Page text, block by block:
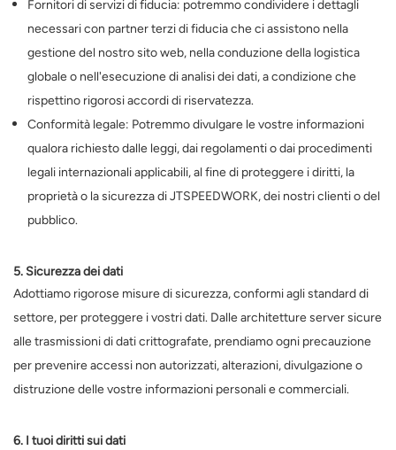
Fornitori di servizi di fiducia: potremmo condividere i dettagli
necessari con partner terzi di fiducia che ci assistono nella
gestione del nostro sito web, nella conduzione della logistica
globale o nell'esecuzione di analisi dei dati, a condizione che
rispettino rigorosi accordi di riservatezza.
Conformità legale: Potremmo divulgare le vostre informazioni
qualora richiesto dalle leggi, dai regolamenti o dai procedimenti
legali internazionali applicabili, al fine di proteggere i diritti, la
proprietà o la sicurezza di JTSPEEDWORK, dei nostri clienti o del
pubblico.
5. Sicurezza dei dati
Adottiamo rigorose misure di sicurezza, conformi agli standard di
settore, per proteggere i vostri dati. Dalle architetture server sicure
alle trasmissioni di dati crittografate, prendiamo ogni precauzione
per prevenire accessi non autorizzati, alterazioni, divulgazione o
distruzione delle vostre informazioni personali e commerciali.
6. I tuoi diritti sui dati